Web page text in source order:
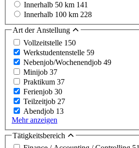
Innerhalb 50 km 141
Innerhalb 100 km 228
Art der Anstellung
Vollzeitstelle 150
Werkstudentenstelle 59
Nebenjob/Wochenendjob 49
Minijob 37
Praktikum 37
Ferienjob 30
Teilzeitjob 27
Abendjob 13
Mehr anzeigen
Tätigkeitsbereich